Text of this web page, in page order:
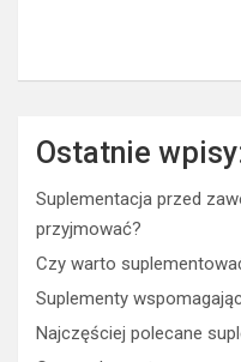
Ostatnie
Suplementacja przed
przyjmować?
Czy warto
Suplementy
Najczęściej polecane